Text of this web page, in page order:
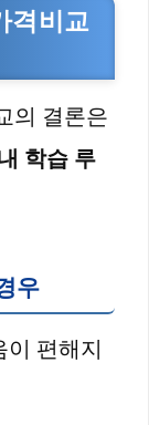
격비교
의 결론은
학습 루
우
이 편해지